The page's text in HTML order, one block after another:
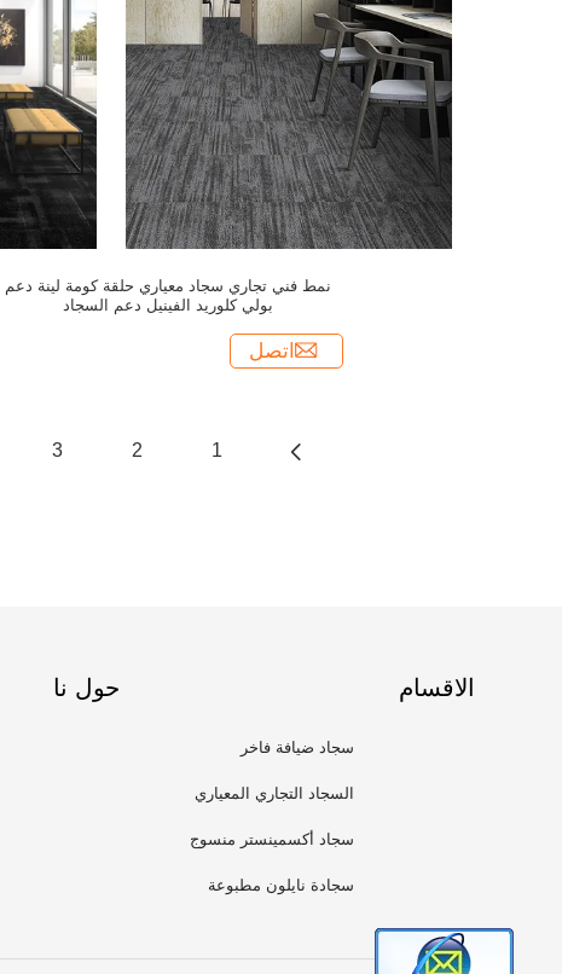
نمط فني تجاري سجاد معياري حلقة كومة لينة دعم
بولي كلوريد الفينيل دعم السجاد
اتصل
1
2
3
الاقسام
سجاد ضيافة فاخر
السجاد التجاري المعياري
سجاد أكسمينستر منسوج
سجادة نايلون مطبوعة
حول نا